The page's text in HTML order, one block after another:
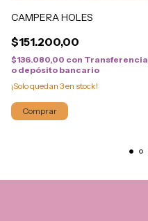
CAMPERA HOLES
$151.200,00
$136.080,00 con Transferencia
o depósito bancario
¡Solo quedan 3en stock!
Comprar